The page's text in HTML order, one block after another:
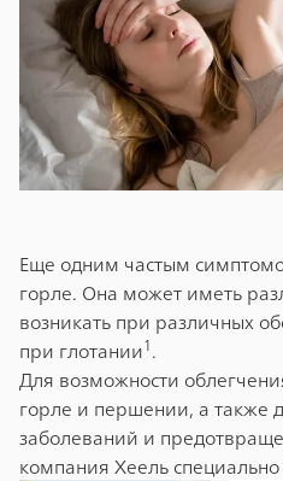
Еще одним частым
горле. Она может иметь
возникать при различных
при глотании1.
Для возможности
горле и першении, а также
заболеваний и
компания Хеель